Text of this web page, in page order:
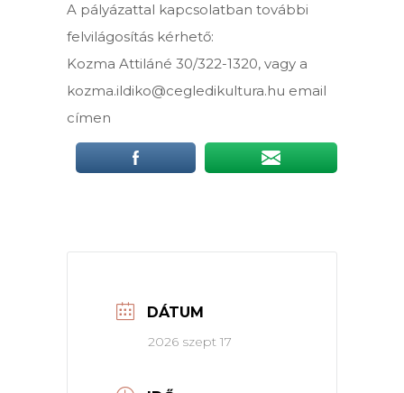
A pályázattal kapcsolatban további
felvilágosítás kérhető:
Kozma Attiláné 30/322-1320, vagy a
kozma.ildiko@cegledikultura.hu email
címen
DÁTUM
2026 szept 17